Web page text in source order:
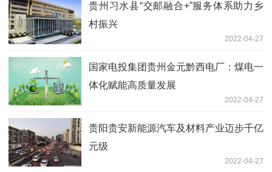
贵州习水县“交邮融合+”服务体系助力乡
村振兴
2022-04-27
国家电投集团贵州金元黔西电厂：煤电一
体化赋能高质量发展
2022-04-27
贵阳贵安新能源汽车及材料产业迈步千亿
元级
2022-04-27